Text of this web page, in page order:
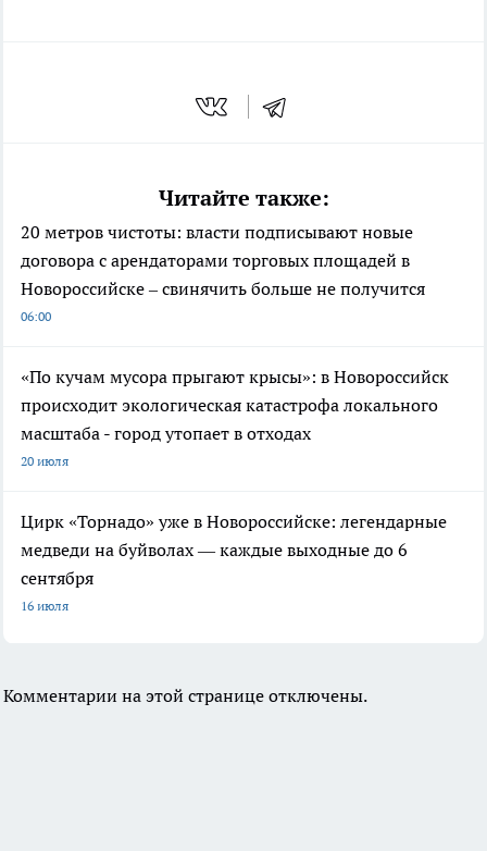
Читайте также:
20 метров чистоты: власти подписывают новые
договора с арендаторами торговых площадей в
Новороссийске – свинячить больше не получится
06:00
«По кучам мусора прыгают крысы»: в Новороссийск
происходит экологическая катастрофа локального
масштаба - город утопает в отходах
20 июля
Цирк «Торнадо» уже в Новороссийске: легендарные
медведи на буйволах — каждые выходные до 6
сентября
16 июля
Комментарии на этой странице отключены.